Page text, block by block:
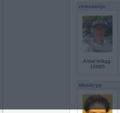
remvanrijn
Antal inlägg:
16685
Mimikryp